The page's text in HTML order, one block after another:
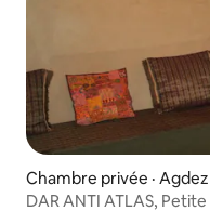
Chambre privée · Agdez
DAR ANTI ATLAS,